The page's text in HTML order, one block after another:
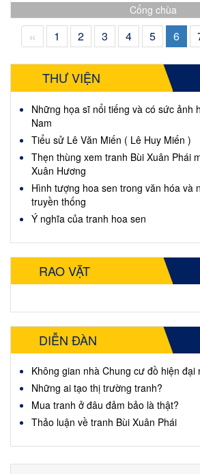
Cổng chùa
« 1 2 3 4 5 6
THƯ VIỆN
Những họa sĩ nổi tiếng và có sức ảnh
Nam
Tiểu sử Lê Văn Miến ( Lê Huy Miến )
Thẹn thùng xem tranh Bùi Xuân Phái
Xuân Hương
Hình tượng hoa sen trong văn hóa và
truyền thống
Ý nghĩa của tranh hoa sen
RAO VẶT
DIỄN ĐÀN
Không gian nhà Chung cư đồ hiện đại
Những ai tạo thị trường tranh?
Mua tranh ở đâu đảm bảo là thật?
Thảo luận về tranh Bùi Xuân Phái